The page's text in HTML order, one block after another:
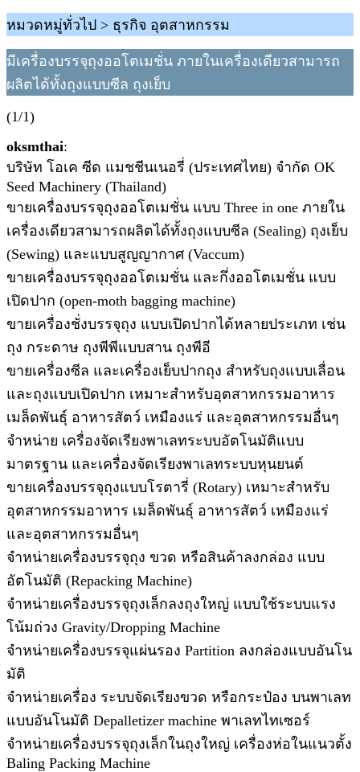
หมวดหมู่ทั่วไป > ธุรกิจ อุตสาหกรรม
มีเครื่องบรรจุถุงออโตเมชั่น ภายในเครื่องเดียวสามารถ
ผลิตได้ทั้งถุงแบบซีล ถุงเย็บ
(1/1)
oksmthai:
บริษัท โอเค ซีด แมชชีนเนอรี่ (ประเทศไทย) จำกัด OK
Seed Machinery (Thailand)
ขายเครื่องบรรจุถุงออโตเมชั่น แบบ Three in one ภายใน
เครื่องเดียวสามารถผลิตได้ทั้งถุงแบบซีล (Sealing) ถุงเย็บ
(Sewing) และแบบสูญญากาศ (Vaccum)
ขายเครื่องบรรจุถุงออโตเมชั่น และกึ่งออโตเมชั่น แบบ
เปิดปาก (open-moth bagging machine)
ขายเครื่องชั่งบรรจุถุง แบบเปิดปากได้หลายประเภท เช่น
ถุง กระดาษ ถุงพีพีแบบสาน ถุงพีอี
ขายเครื่องซีล และเครื่องเย็บปากถุง สำหรับถุงแบบเลื่อน
และถุงแบบเปิดปาก เหมาะสำหรับอุตสาหกรรมอาหาร
เมล็ดพันธุ์ อาหารสัตว์ เหมืองแร่ และอุตสาหกรรมอื่นๆ
จำหน่าย เครื่องจัดเรียงพาเลทระบบอัตโนมัติแบบ
มาตรฐาน และเครื่องจัดเรียงพาเลทระบบหุนยนต์
ขายเครื่องบรรจุถุงแบบโรตารี่ (Rotary) เหมาะสำหรับ
อุตสาหกรรมอาหาร เมล็ดพันธุ์ อาหารสัตว์ เหมืองแร่
และอุตสาหกรรมอื่นๆ
จำหน่ายเครื่องบรรจุถุง ขวด หรือสินค้าลงกล่อง แบบ
อัตโนมัติ (Repacking Machine)
จำหน่ายเครื่องบรรจุถุงเล็กลงถุงใหญ่ แบบใช้ระบบแรง
โน้มถ่วง Gravity/Dropping Machine
จำหน่ายเครื่องบรรจุแผ่นรอง Partition ลงกล่องแบบอันโน
มัติ
จำหน่ายเครื่อง ระบบจัดเรียงขวด หรือกระป๋อง บนพาเลท
แบบอันโนมัติ Depalletizer machine พาเลทไทเซอร์
จำหน่ายเครื่องบรรจุถุงเล็กในถุงใหญ่ เครื่องห่อในแนวตั้ง
Baling Packing Machine